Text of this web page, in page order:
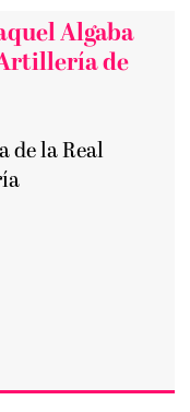
Algaba
de
de la Real